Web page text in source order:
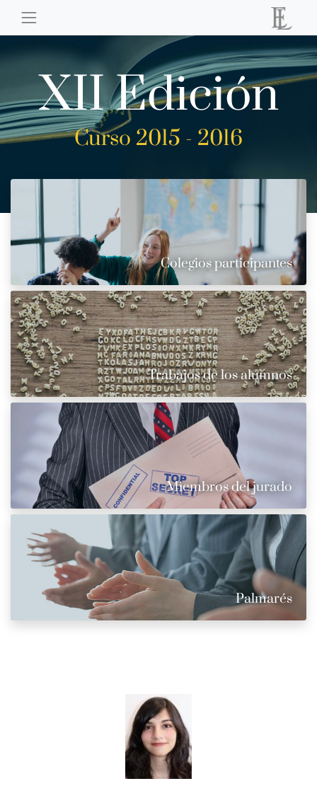
XII Edición
Curso 2015 - 2016
Colegios participantes
Trabajos de los alumnos
Miembros del jurado
Palmarés